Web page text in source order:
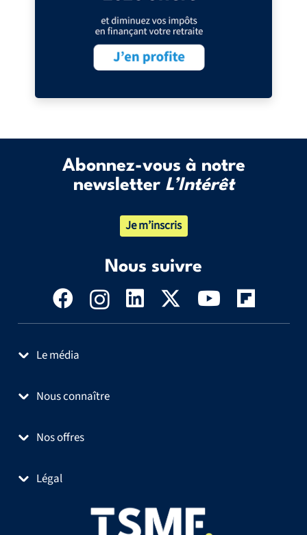
Abonnez-vous à notre
newsletter L’Intérêt
Je m’inscris
Nous suivre
Le média
Nous connaître
Nos offres
Légal